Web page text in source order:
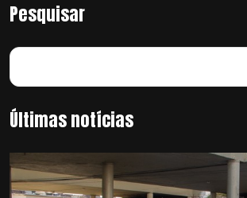
Pesquisar
Últimas notícias